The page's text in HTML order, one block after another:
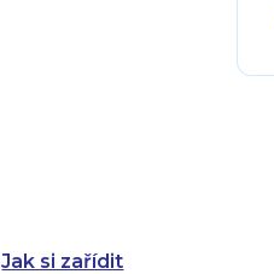
Jak si zařídit